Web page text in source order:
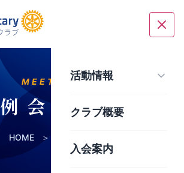
活動情報
クラブ概要
入会案内
MEETING
例 会 情 報
HOME ＞